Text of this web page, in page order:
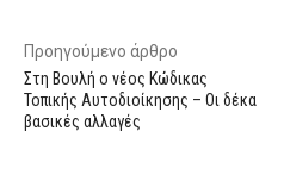
Προηγούμενο άρθρο
Στη Βουλή ο νέος Κώδικας
Τοπικής Αυτοδιοίκησης – Οι δέκα
βασικές αλλαγές